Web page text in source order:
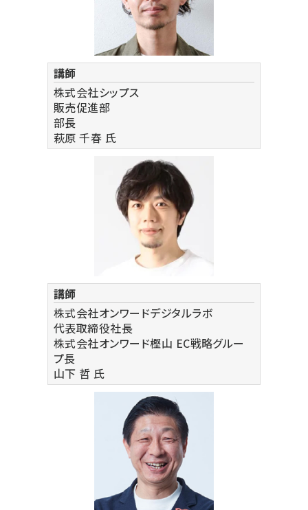
講師
株式会社シップス
販売促進部
部長
萩原 千春 氏
講師
株式会社オンワードデジタルラボ
代表取締役社長
株式会社オンワード樫山 EC戦略グルー
プ長
山下 哲 氏